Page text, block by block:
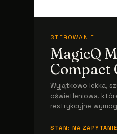
STEROWANIE
MagicQ
Compact
Wyjątkowo lekka,
oświetleniowa,
restrykcyjne
STAN: NA ZAPYTANIE